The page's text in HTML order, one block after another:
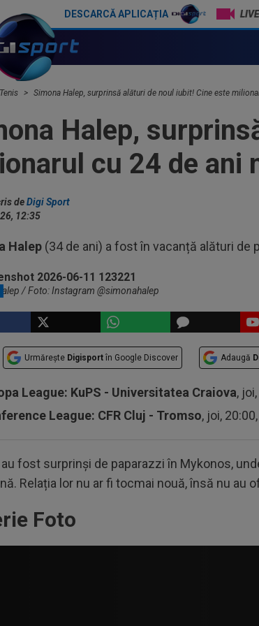
DESCARCĂ APLICAȚIA
Tenis Simona Halep, surprinsă alături de noul iubit! Cine este
Halep,
cu 24 de ani
deDigi Sport
12:35
Halep (34 de ani) a fost în vacanță alături de
/ Foto: Instagram @simonahalep
Urmărește Digisport în Google Discover Adaugă
League: KuPS - Universitatea Craiova,
League: CFR Cluj - Tromso, joi,
au fost surprinși de paparazzi în Mykonos,
Relația lor nu ar fi tocmai nouă, însă nu au
Foto